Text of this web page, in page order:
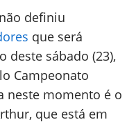
definiu
que será
deste sábado (23),
Campeonato
neste momento é o
que está em